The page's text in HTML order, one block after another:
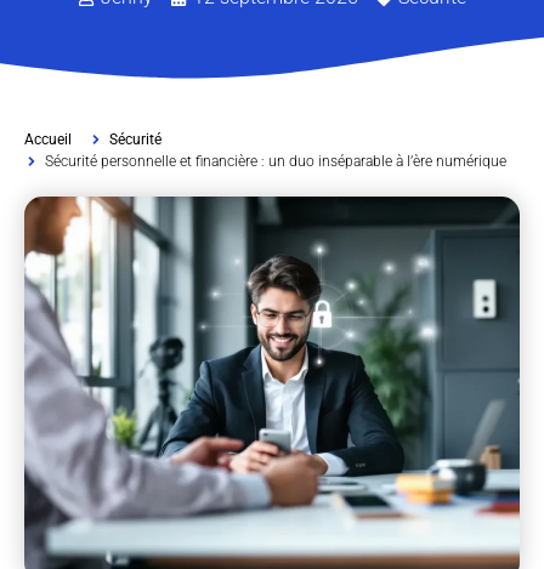
Accueil
Sécurité
Sécurité personnelle et financière : un duo inséparable à l’ère numérique